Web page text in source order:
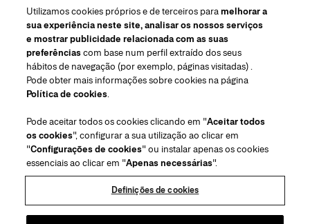
Região/Idioma
Atendimiento ao cliente
Encontrar uma loja
Fale conosco
Envios e devoluções de Beleza
Envios e Devoluções de Moda
Acompanhe seu pedido
Serviço para embalagem para presente
Centro de preferências
Sobre nós
House of Herrera
Carolina Herrera for Women in the Arts
Puig
(abre em uma nova guia)
chcarolinaherrera.com
Termos e Condições
Beauty Termos e Condições de Venda
Utilizamos cookies próprios e de terceiros paramelhorar a
sua experiência neste site, analisar os nossos serviços
e mostrar publicidade relacionada com as suas
preferênciascom base num perfil extraído dos seus
hábitos de navegação (por exemplo, páginas visitadas) .
Pode obter mais informações sobre cookies na página
Política de cookies.
Pode aceitar todos os cookies clicando em "Aceitar todos
os cookies", configurar a sua utilização ao clicar em
"Configurações de cookies" ou instalar apenas os cookies
essenciais ao clicar em "Apenas necessárias".
Definições de cookies